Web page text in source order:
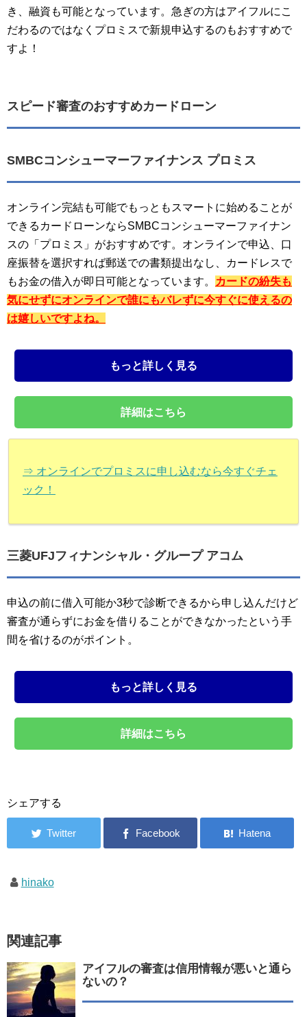
き、融資も可能となっています。急ぎの方はアイフルにこ
だわるのではなくプロミスで新規申込するのもおすすめで
すよ！
スピード審査のおすすめカードローン
SMBCコンシューマーファイナンス プロミス
オンライン完結も可能でもっともスマートに始めることが
できるカードローンならSMBCコンシューマーファイナン
スの「プロミス」がおすすめです。オンラインで申込、口
座振替を選択すれば郵送での書類提出なし、カードレスで
もお金の借入が即日可能となっています。
カードの紛失も
気にせずにオンラインで誰にもバレずに今すぐに使えるの
は嬉しいですよね。
もっと詳しく見る
詳細はこちら
⇒ オンラインでプロミスに申し込むなら今すぐチェ
ック！
三菱UFJフィナンシャル・グループ アコム
申込の前に借入可能か3秒で診断できるから申し込んだけど
審査が通らずにお金を借りることができなかったという手
間を省けるのがポイント。
もっと詳しく見る
詳細はこちら
シェアする
hinako
関連記事
アイフルの審査は信用情報が悪いと通ら
ないの？